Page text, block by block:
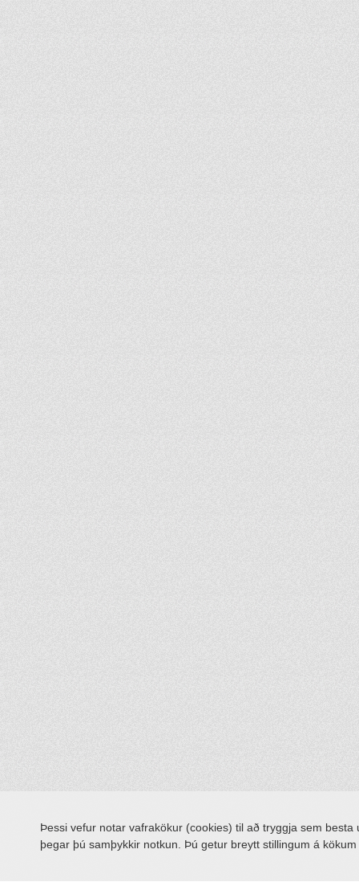
Þessi vefur notar vafrakökur (cookies) til að tryggja sem
þegar þú samþykkir notkun. Þú getur breytt stillingum á